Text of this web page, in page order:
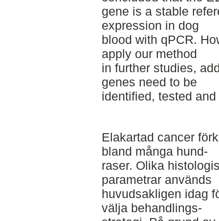
gene is a stable
expression in dog
blood with qPCR.
apply our method
in further studies,
genes need to be
identified, tested
Elakartad cancer
bland många hund-­
raser. Olika
parametrar används
huvudsakligen idag
välja behandlings-­